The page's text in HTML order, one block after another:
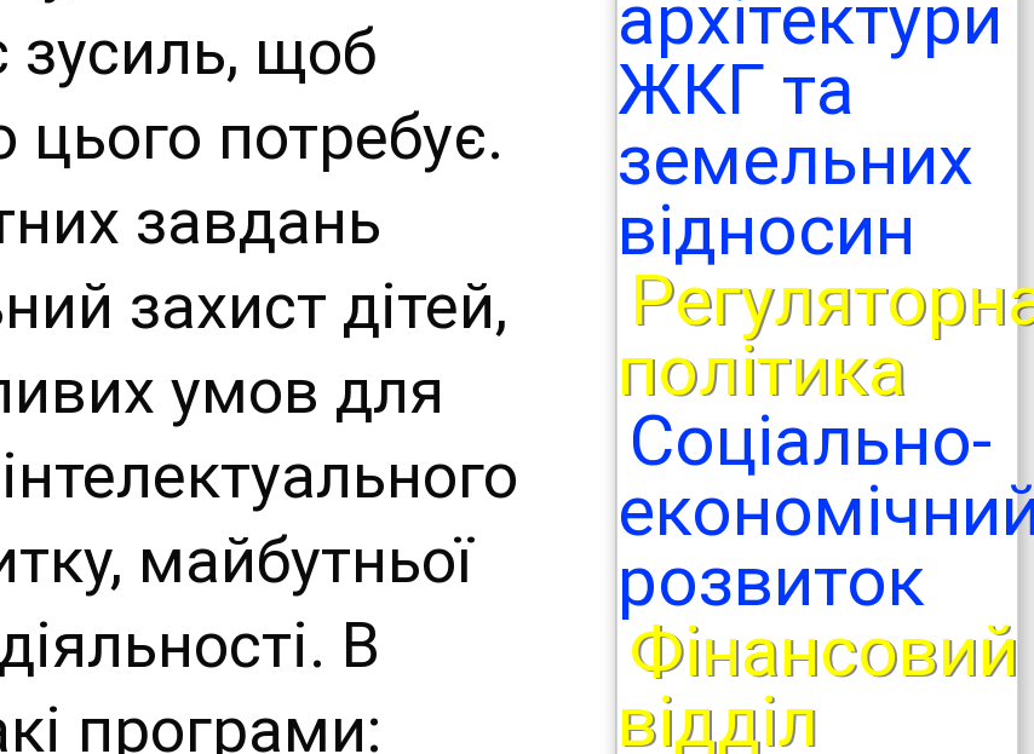
щоб
потребує.
завдань
захист дітей,
умов для
майбутньої
В
програми:
архітектури
ЖКГ та
земельних
відносин
політика
Соціально-
розвиток
Фінансовий
відділ